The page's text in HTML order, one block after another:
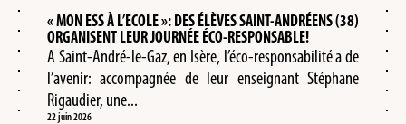
« MON ESS À L’ECOLE »: DES ÉLÈVES SAINT-ANDRÉENS (38)
ORGANISENT LEUR JOURNÉE ÉCO-RESPONSABLE!
A Saint-André-le-Gaz, en Isère, l’éco-responsabilité a de
l’avenir: accompagnée de leur enseignant Stéphane
Rigaudier, une...
22 juin 2026